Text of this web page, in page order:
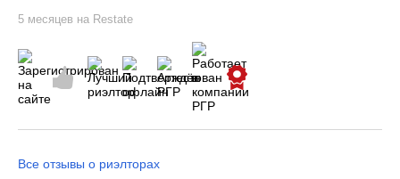
5 месяцев на Restate
Все отзывы о риэлторах